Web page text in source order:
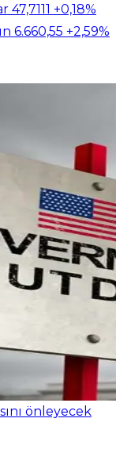
47,7111 +0,18%
6.660,55 +2,59%
önleyecek